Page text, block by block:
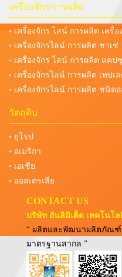
เครื่องจักรการผลิต
• เครื่องจักร ไลน์ การผลิต เครื่อ
• เครื่องจักรไลน์ การผลิต ชาเช่
• เครื่องจักร ไลน์ การผลิต แคป
• เครื่องจักรไลน์ การผลิต เทปเ
• เครื่องจักรไลน์ การผลิต ชนิด
วัตถุดิบ
• ยุโรป
• อเมริกา
• เอเชีย
• ออสเตรเลีย
CONTACT US
บริษัท อันลิมิเต็ต เทคโนโล
“ ผลิตและพัฒนาผลิตภัณ
มาตรฐานสากล ”